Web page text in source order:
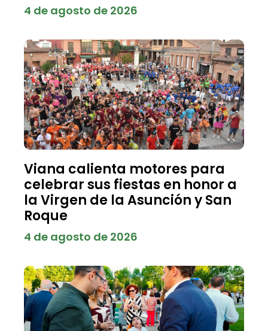
4 de agosto de 2026
Viana calienta motores para
celebrar sus fiestas en honor a
la Virgen de la Asunción y San
Roque
4 de agosto de 2026